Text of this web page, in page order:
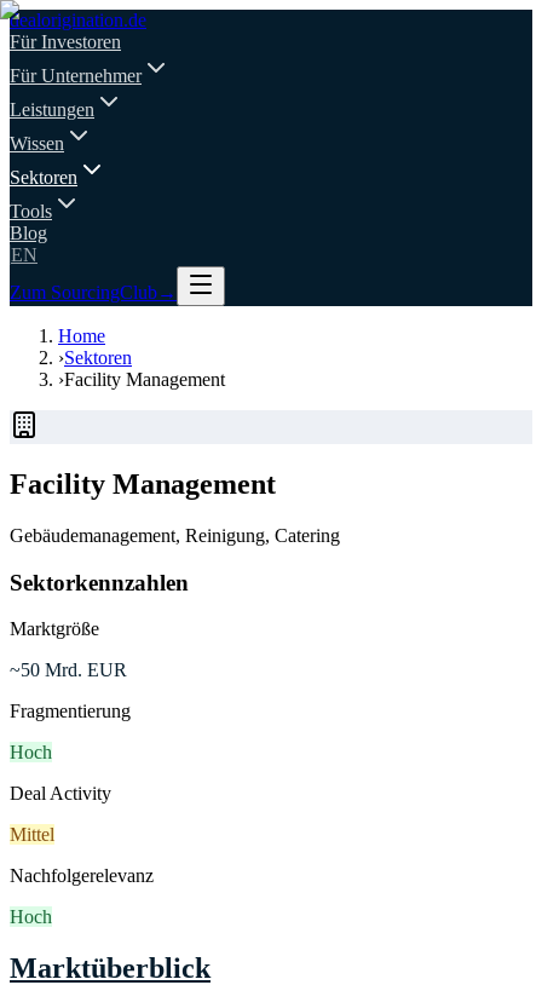
dealorigination.de
Für Investoren
Für Unternehmer
Leistungen
Wissen
Sektoren
Tools
Blog
EN
Zum SourcingClub→
Home
›Sektoren
›Facility Management
Facility Management
Gebäudemanagement, Reinigung, Catering
Sektorkennzahlen
Marktgröße
~50 Mrd. EUR
Fragmentierung
Hoch
Deal Activity
Mittel
Nachfolgerelevanz
Hoch
Marktüberblick